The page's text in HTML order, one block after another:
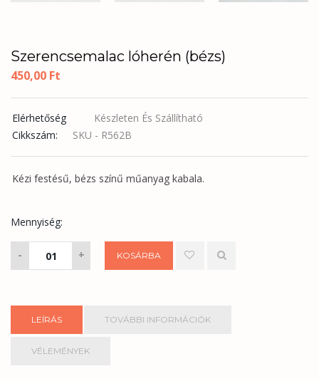
Szerencsemalac lóherén (bézs)
450,00 Ft
Elérhetőség
Készleten És Szállítható
Cikkszám:
SKU - R562B
Kézi festésű, bézs színű műanyag kabala.
Mennyiség:
- + KOSÁRBA
LEÍRÁS TOVÁBBI INFORMÁCIÓK
VÉLEMÉNYEK